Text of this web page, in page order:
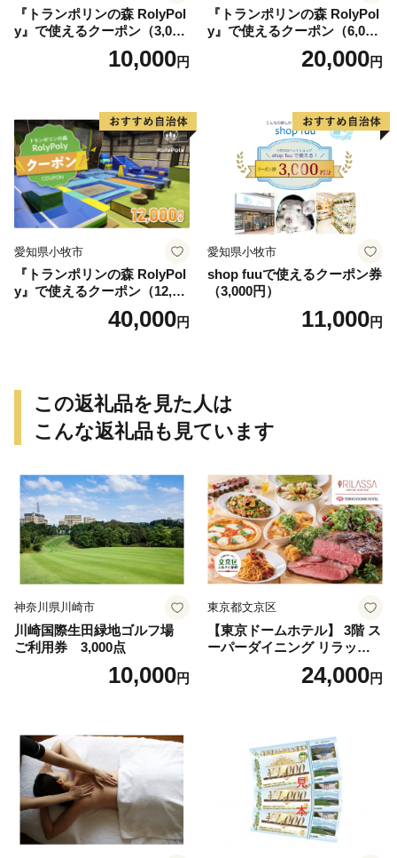
『トランポリンの森 RolyPol
y』で使えるクーポン（3,000
10,000円
『トランポリンの森 RolyPol
y』で使えるクーポン（6,000
20,000円
愛知県小牧市
『トランポリンの森 RolyPol
y』で使えるクーポン（12,00
40,000円
愛知県小牧市
shop fuuで使えるクーポン券
（3,000円）
11,000円
この返礼品を見た人は
こんな返礼品も見ています
神奈川県川崎市
川崎国際生田緑地ゴルフ場
ご利用券 3,000点
10,000円
東京都文京区
【東京ドームホテル】 3階 ス
ーパーダイニング リラッサ
ランチブッフェ お食事券 大
人1名様分 関東 東京 ご利用
24,000円